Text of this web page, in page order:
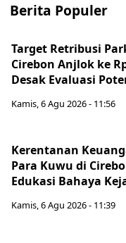
Berita Populer
Target Retribusi
Cirebon Anjlok ke
Desak Evaluasi
Kamis, 6 Agu 2026 - 11:56
Kerentanan
Para Kuwu di
Edukasi Bahaya
Kamis, 6 Agu 2026 - 11:39